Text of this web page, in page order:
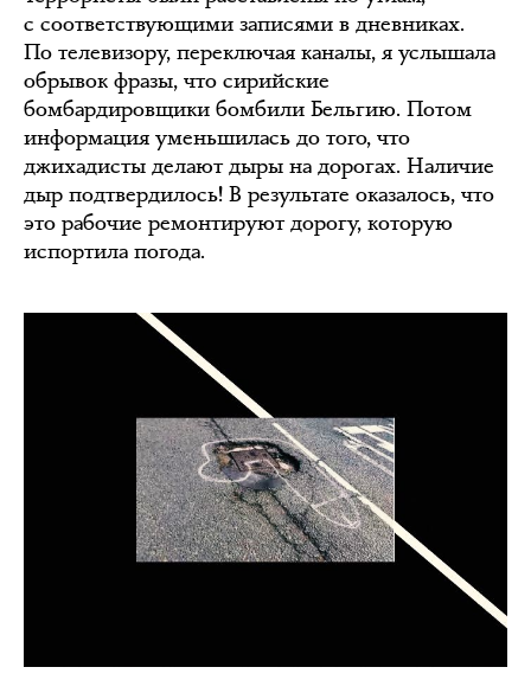
с соответствующими записями в дневниках.
По телевизору, переключая каналы, я услышала
обрывок фразы, что сирийские
бомбардировщики бомбили Бельгию. Потом
информация уменьшилась до того, что
джихадисты делают дыры на дорогах. Наличие
дыр подтвердилось! В результате оказалось, что
это рабочие ремонтируют дорогу, которую
испортила погода.